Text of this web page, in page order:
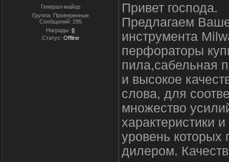
Генерал-майор
Группа: Проверенные
Сообщений: 295
Награды: 0
Статус: Offline
Привет господа.
Предлагаем
инструмента
перфораторы
пила,сабельная
и высокое
слова, для
множество
характеристики
уровень
дилером.